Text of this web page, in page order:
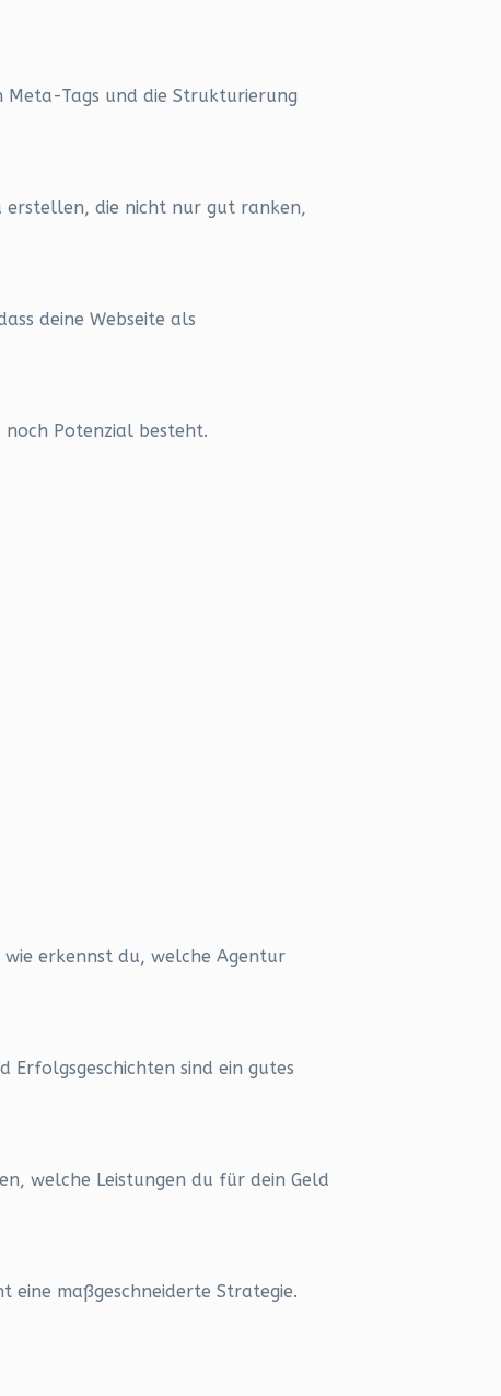
Meta-Tags und die Strukturierung
erstellen, die nicht nur gut ranken,
deine Webseite als
Potenzial besteht.
erkennst du, welche Agentur
sind ein gutes
welche Leistungen du für dein Geld
eine maßgeschneiderte Strategie.